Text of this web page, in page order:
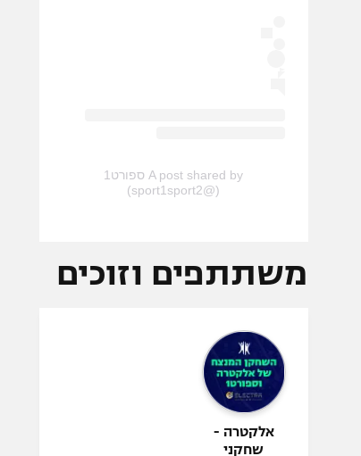
A post shared by ספורט1
(@sport1sport2)
משתתפים וזוכים
אלקטרה -
שחקני